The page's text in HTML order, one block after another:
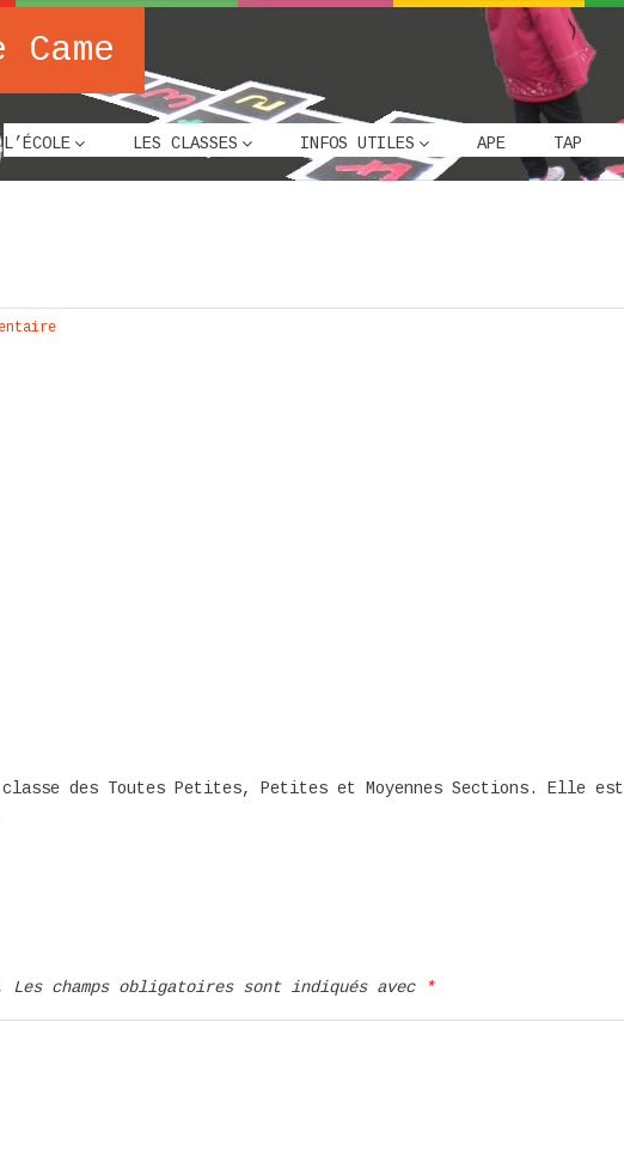
L’ÉCOLE LES CLASSES INFOS UTILES APE TAP
des Toutes Petites, Petites et Moyennes Sections. Elle est
Les champs obligatoires sont indiqués avec *